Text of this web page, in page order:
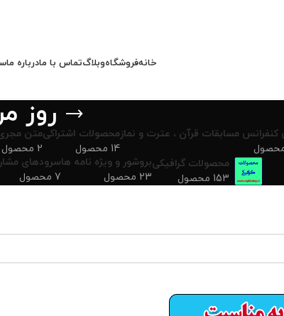
خانهفروشگاهوبلاگتماس با مادرباره ما
روز
کنفرانس مسابقات قرآن ، عترت و نماز محصولات اشتراکی
14 محصول
متن
2 محصول
محصولات گرافیکی
153 محصول
بروشور و ویژه نامه ها
23 محصول
سرودهای
7 محصول